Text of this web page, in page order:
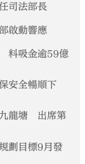
司法部長
啟動響應
料吸金逾59億
安全暢順下
九龍塘 出席第
劃目標9月發